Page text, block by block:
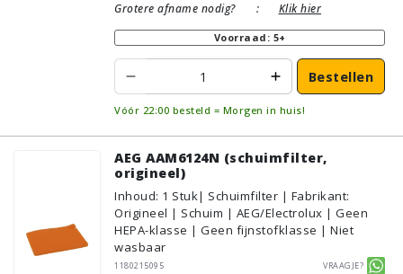
Grotere afname nodig?
: Klik hier
Voorraad: 5+
Bestellen
Vóór 22:00 besteld = Morgen in huis!
AEG AAM6124N (schuimfilter,
origineel)
Inhoud: 1 Stuk| Schuimfilter | Fabrikant:
Origineel | Schuim | AEG/Electrolux | Geen
HEPA-klasse | Geen fijnstofklasse | Niet
wasbaar
1180215095
Vraagje?